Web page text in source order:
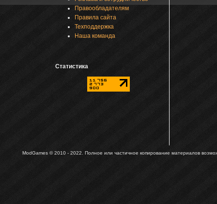
Правообладателям
Правила сайта
Техподдержка
Наша команда
Статистика
ModGames © 2010 - 2022. Полное или частичное копирование материалов